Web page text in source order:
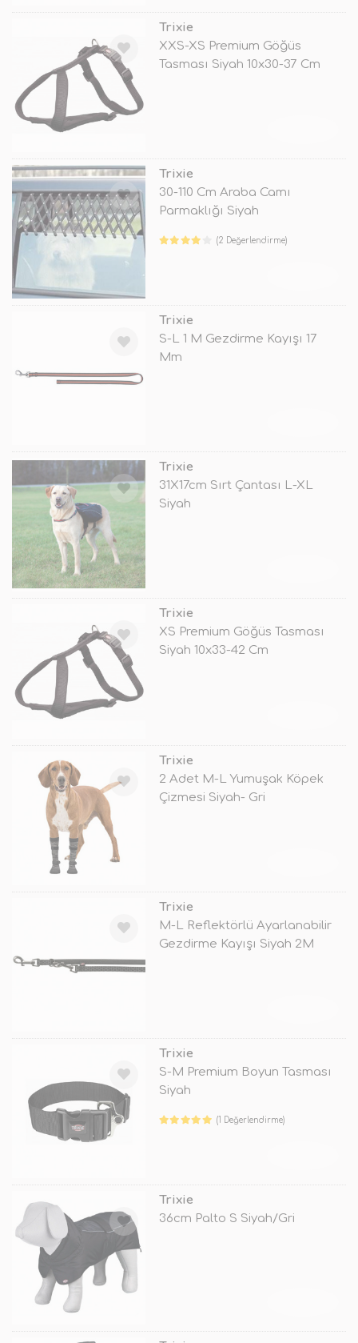
Trixie
XXS-XS Premium Göğüs
Tasması Siyah 10x30-37 Cm
Trixie
30-110 Cm Araba Camı
Parmaklığı Siyah
(2 Değerlendirme)
Trixie
S-L 1 M Gezdirme Kayışı 17
Mm
Trixie
31X17cm Sırt Çantası L-XL
Siyah
Trixie
XS Premium Göğüs Tasması
Siyah 10x33-42 Cm
Trixie
2 Adet M-L Yumuşak Köpek
Çizmesi Siyah- Gri
Trixie
M-L Reflektörlü Ayarlanabilir
Gezdirme Kayışı Siyah 2M
Trixie
S-M Premium Boyun Tasması
Siyah
(1 Değerlendirme)
Trixie
36cm Palto S Siyah/Gri